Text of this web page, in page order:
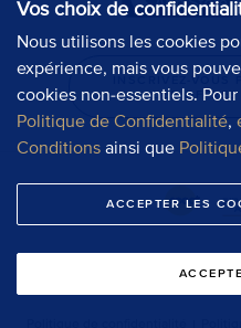
Vos choix de
Nous utilisons les cookies
expérience, mais vous
cookies non-essentiels.
Politique de Confidentialité,
Conditions ainsi que
ACCEPTER LES